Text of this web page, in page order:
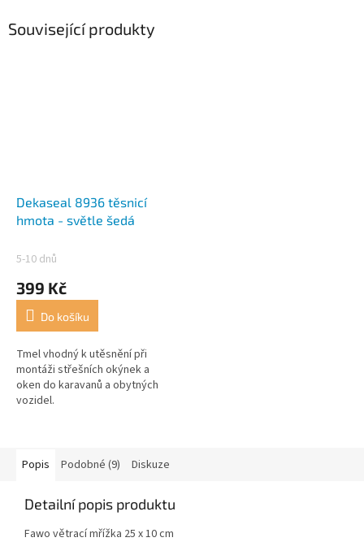
Související produkty
Dekaseal 8936 těsnicí
hmota - světle šedá
5-10 dnů
399 Kč
Do košíku
Tmel vhodný k utěsnění při
montáži střešních okýnek a
oken do karavanů a obytných
vozidel.
Popis Podobné (9) Diskuze
Detailní popis produktu
Fawo větrací mřížka 25 x 10 cm